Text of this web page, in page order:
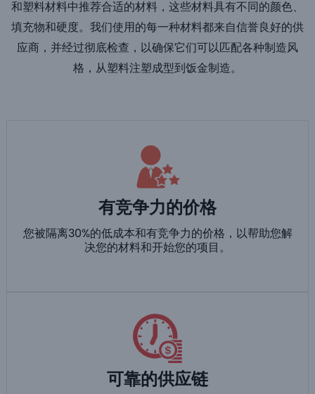
和塑料材料中推荐合适的材料，这些材料具有不同的颜色、
填充物和硬度。我们使用的每一种材料都来自信誉良好的供
应商，并经过彻底检查，以确保它们可以匹配各种制造风
格，从塑料注塑成型到饭金制造。
有竞争力的价格
您被隔离30%的低成本和有竞争力的价格，以帮助您解
决您的材料和开始您的项目。
可靠的供应链